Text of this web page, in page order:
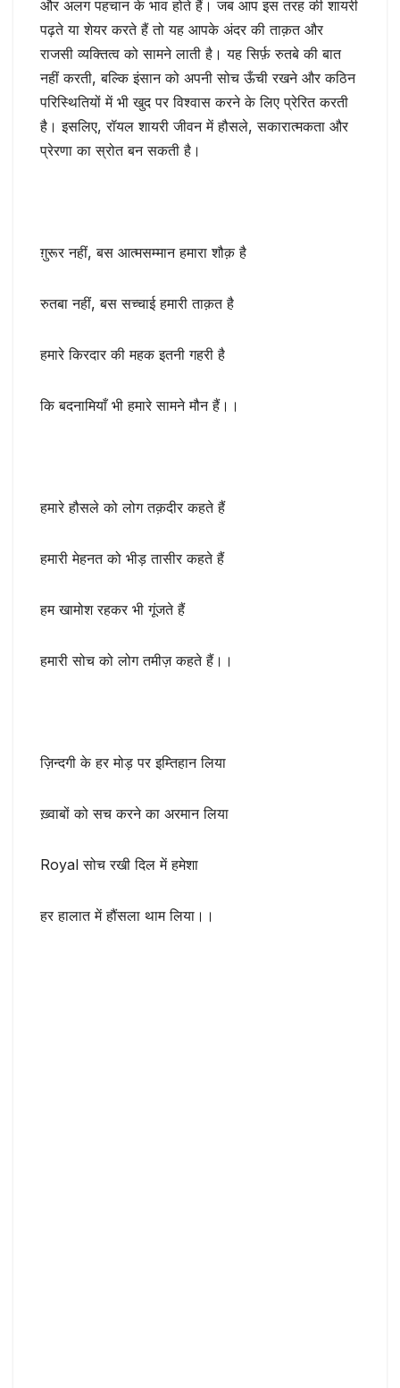
और अलग पहचान के भाव होते हैं। जब आप इस तरह की शायरी
पढ़ते या शेयर करते हैं तो यह आपके अंदर की ताक़त और
राजसी व्यक्तित्व को सामने लाती है। यह सिर्फ़ रुतबे की बात
नहीं करती, बल्कि इंसान को अपनी सोच ऊँची रखने और कठिन
परिस्थितियों में भी खुद पर विश्वास करने के लिए प्रेरित करती
है। इसलिए, रॉयल शायरी जीवन में हौसले, सकारात्मकता और
प्रेरणा का स्रोत बन सकती है।
ग़ुरूर नहीं, बस आत्मसम्मान हमारा शौक़ है
रुतबा नहीं, बस सच्चाई हमारी ताक़त है
हमारे किरदार की महक इतनी गहरी है
कि बदनामियाँ भी हमारे सामने मौन हैं।।
हमारे हौसले को लोग तक़दीर कहते हैं
हमारी मेहनत को भीड़ तासीर कहते हैं
हम खामोश रहकर भी गूंजते हैं
हमारी सोच को लोग तमीज़ कहते हैं।।
ज़िन्दगी के हर मोड़ पर इम्तिहान लिया
ख़्वाबों को सच करने का अरमान लिया
Royal सोच रखी दिल में हमेशा
हर हालात में हौंसला थाम लिया।।